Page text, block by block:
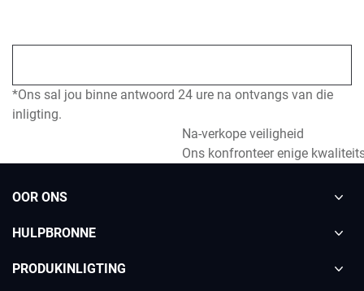
*Ons sal jou binne antwoord 24 ure na ontvangs van die
inligting.
Na-verkope veiligheid
Ons konfronteer enige
OOR ONS
HULPBRONNE
PRODUKINLIGTING